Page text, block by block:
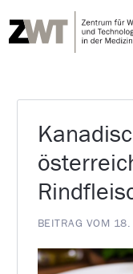
BEITRAG VOM